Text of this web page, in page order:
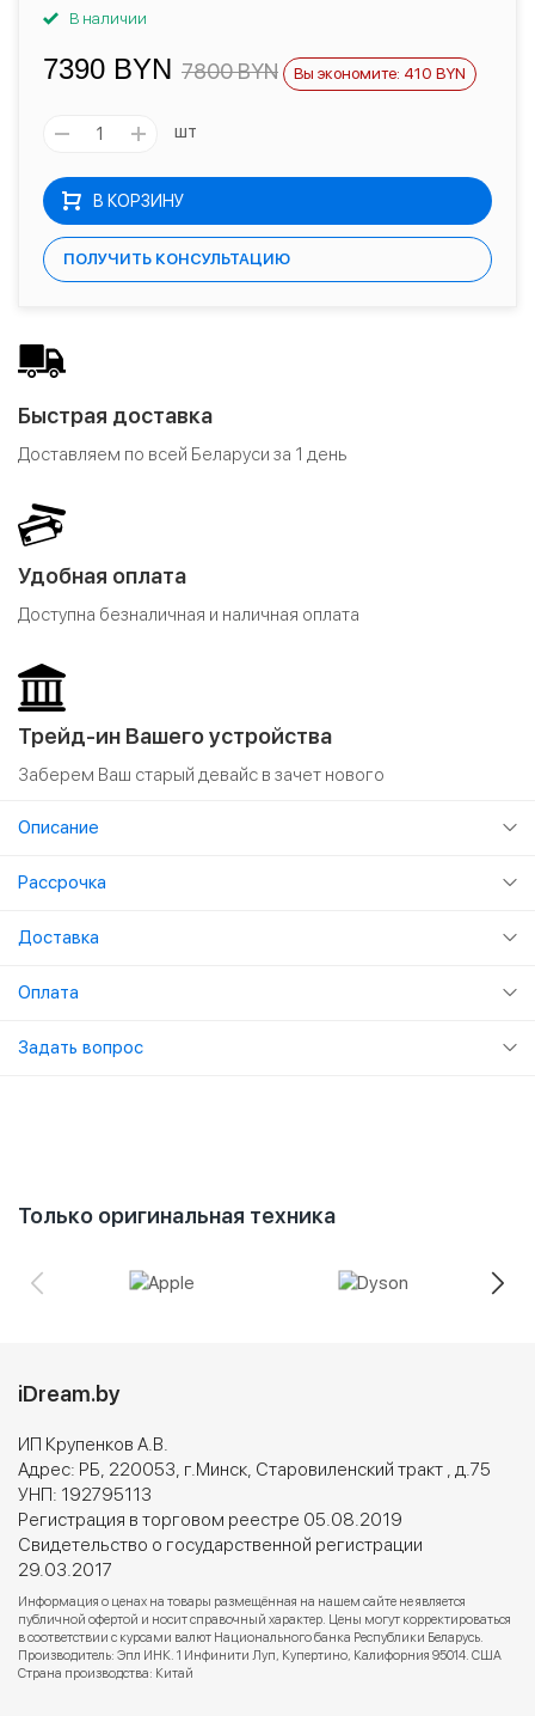
В наличии
7390 BYN 7800 BYN Вы экономите: 410 BYN
шт
В КОРЗИНУ
ПОЛУЧИТЬ КОНСУЛЬТАЦИЮ
Быстрая доставка
Доставляем по всей Беларуси за 1 день
Удобная оплата
Доступна безналичная и наличная оплата
Трейд-ин Вашего устройства
Заберем Ваш старый девайс в зачет нового
Описание
Рассрочка
Доставка
Оплата
Задать вопрос
Только оригинальная техника
iDream.by
ИП Крупенков А.В.
Адрес: РБ, 220053, г.Минск, Старовиленский тракт , д.75
УНП: 192795113
Регистрация в торговом реестре 05.08.2019
Свидетельство о государственной регистрации
29.03.2017
Информация о ценах на товары размещённая на нашем сайте не является
публичной офертой и носит справочный характер. Цены могут корректироваться
в соответствии с курсами валют Национального банка Республики Беларусь.
Производитель: Эпл ИНК. 1 Инфинити Луп, Купертино, Калифорния 95014. США
Страна производства: Китай